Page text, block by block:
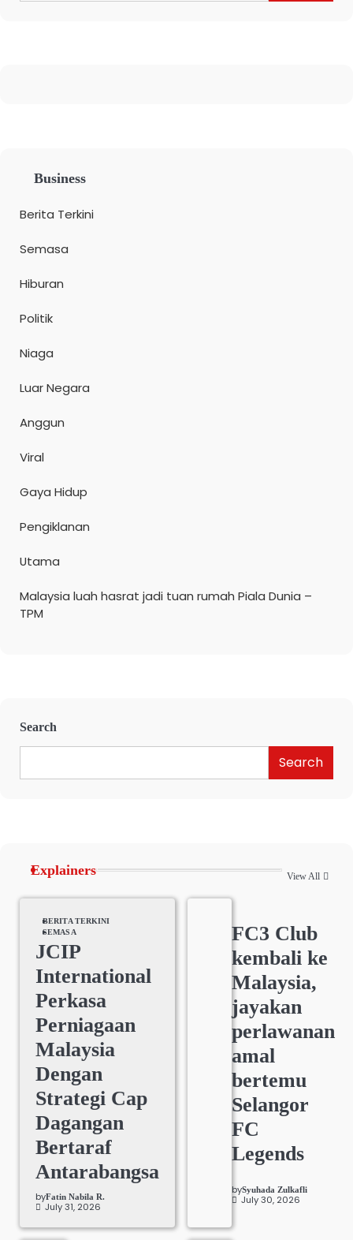
Business
Berita Terkini
Semasa
Hiburan
Politik
Niaga
Luar Negara
Anggun
Viral
Gaya Hidup
Pengiklanan
Utama
Malaysia luah hasrat jadi tuan rumah Piala Dunia –
TPM
Search
Search
Explainers View All
BERITA TERKINI
SEMASA
JCIP
International
Perkasa
Perniagaan
Malaysia
Dengan
Strategi Cap
Dagangan
Bertaraf
Antarabangsa
byFatin Nabila R.
July 31, 2026
FC3 Club
kembali ke
Malaysia,
jayakan
perlawanan
amal
bertemu
Selangor
FC
Legends
bySyuhada Zulkafli
July 30, 2026